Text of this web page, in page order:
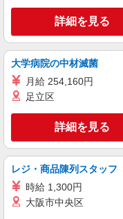
株式会社kotrio /●KY-H-
高収入
1.1万
時
通費全
アルバイト パート
アスケア訪問入浴 甲賀
時
ア
詳細を見る
大学病院の中材滅菌
月給 254,160円
足立区
詳細を見る
レジ・商品陳列スタッフ
時給 1,300円
大阪市中央区